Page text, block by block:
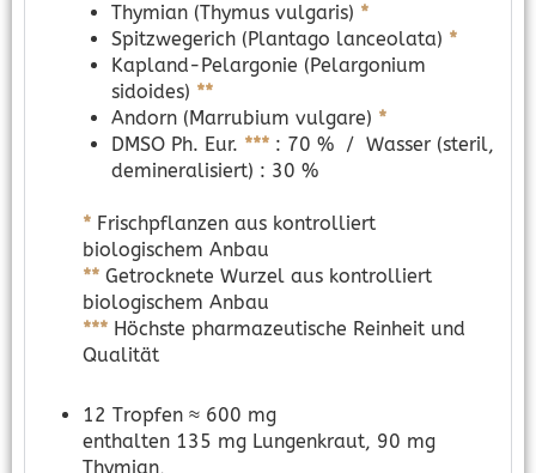
Thymian (Thymus vulgaris) *
Spitzwegerich (Plantago lanceolata) *
Kapland-Pelargonie (Pelargonium
sidoides) **
Andorn (Marrubium vulgare) *
DMSO Ph. Eur. *** : 70 % / Wasser (steril,
demineralisiert) : 30 %
* Frischpflanzen aus kontrolliert
biologischem Anbau
** Getrocknete Wurzel aus kontrolliert
biologischem Anbau
*** Höchste pharmazeutische Reinheit und
Qualität
12 Tropfen ≈ 600 mg
enthalten 135 mg Lungenkraut, 90 mg
Thymian,